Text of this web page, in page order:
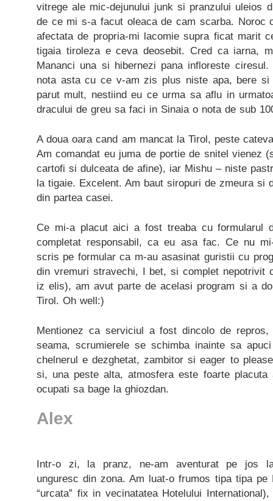
vitrege ale mic-dejunului junk si pranzului uleios
de ce mi s-a facut oleaca de cam scarba. Noroc
afectata de propria-mi lacomie supra ficat marit
tigaia tiroleza e ceva deosebit. Cred ca iarna,
Mananci una si hibernezi pana infloreste
nota asta cu ce v-am zis plus niste apa, bere
parut mult, nestiind eu ce urma sa aflu in
dracului de greu sa faci in Sinaia o nota de sub
A doua oara cand am mancat la Tirol, peste
Am comandat eu juma de portie de snitel vienez
cartofi si dulceata de afine), iar Mishu – niste
la tigaie. Excelent. Am baut siropuri de zmeura si
din partea casei.
Ce mi-a placut aici a fost treaba cu formularul
completat responsabil, ca eu asa fac. Ce nu
scris pe formular ca m-au asasinat guristii cu
din vremuri stravechi, I bet, si complet nepotrivit
iz elis), am avut parte de acelasi program si a
Tirol. Oh well:)
Mentionez ca serviciul a fost dincolo de
seama, scrumierele se schimba inainte sa
chelnerul e dezghetat, zambitor si eager to
si, una peste alta, atmosfera este foarte placuta
ocupati sa bage la ghiozdan.
Alex
Intr-o zi, la pranz, ne-am aventurat pe jos
unguresc din zona. Am luat-o frumos tipa tipa pe
“urcata” fix in vecinatatea Hotelului